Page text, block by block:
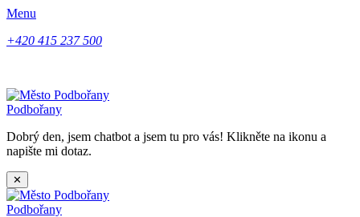
Menu
+420 415 237 500
Podbořany
Dobrý den, jsem chatbot a jsem tu pro vás! Klikněte na ikonu a
napište mi dotaz.
✕
Podbořany